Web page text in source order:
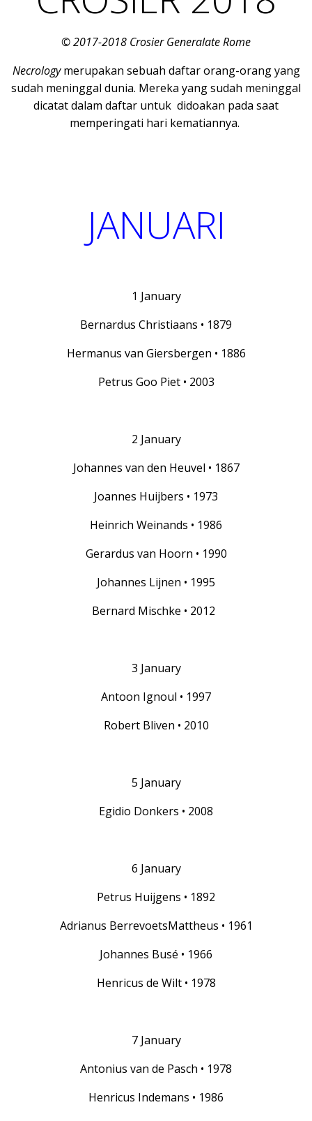
© 2017-2018 Crosier Generalate Rome
Necrologymerupakan sebuah daftar orang-orang yang
sudah meninggal dunia. Mereka yang sudah meninggal
dicatat dalam daftar untuk didoakan pada saat
memperingati hari kematiannya.
JANUARI
1 January
Bernardus Christiaans • 1879
Hermanus van Giersbergen • 1886
Petrus Goo Piet • 2003
2 January
Johannes van den Heuvel • 1867
Joannes Huijbers • 1973
Heinrich Weinands • 1986
Gerardus van Hoorn • 1990
Johannes Lijnen • 1995
Bernard Mischke • 2012
3 January
Antoon Ignoul • 1997
Robert Bliven • 2010
5 January
Egidio Donkers • 2008
6 January
Petrus Huijgens • 1892
Adrianus BerrevoetsMattheus • 1961
Johannes Busé • 1966
Henricus de Wilt • 1978
7 January
Antonius van de Pasch • 1978
Henricus Indemans • 1986